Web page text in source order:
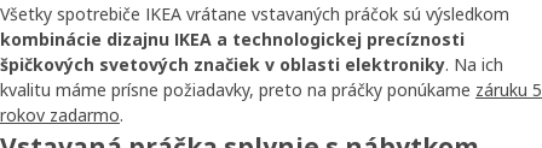
Všetky spotrebiče IKEA vrátane vstavaných práčok sú výsledkom
kombinácie dizajnu IKEA a technologickej precíznosti
špičkových svetových značiek v oblasti elektroniky. Na ich
kvalitu máme prísne požiadavky, preto na práčky ponúkame záruku 5
rokov zadarmo.